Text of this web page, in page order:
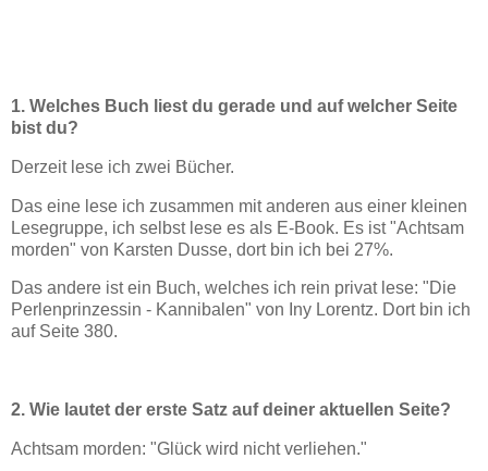
1. Welches Buch liest du gerade und auf welcher Seite
bist du?
Derzeit lese ich zwei Bücher.
Das eine lese ich zusammen mit anderen aus einer kleinen
Lesegruppe, ich selbst lese es als E-Book. Es ist "Achtsam
morden" von Karsten Dusse, dort bin ich bei 27%.
Das andere ist ein Buch, welches ich rein privat lese: "Die
Perlenprinzessin - Kannibalen" von Iny Lorentz. Dort bin ich
auf Seite 380.
2. Wie lautet der erste Satz auf deiner aktuellen Seite?
Achtsam morden: "Glück wird nicht verliehen."